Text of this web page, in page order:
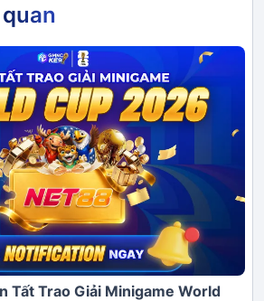
Tất Trao Giải Minigame World